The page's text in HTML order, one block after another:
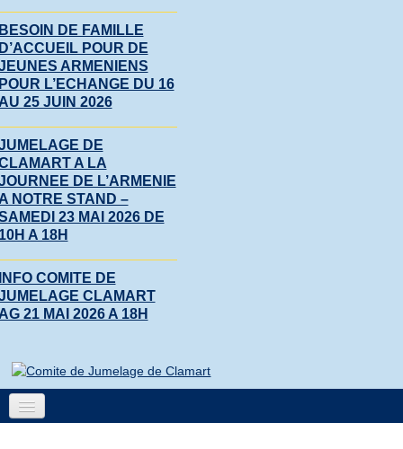
DE FAMILLE
POUR DE
ARMENIENS
L’ECHANGE DU 16
25 JUIN 2026
DE
A LA
DE L’ARMENIE
NOTRE STAND –
23 MAI 2026 DE
A 18H
COMITE DE
CLAMART
21 MAI 2026 A 18H